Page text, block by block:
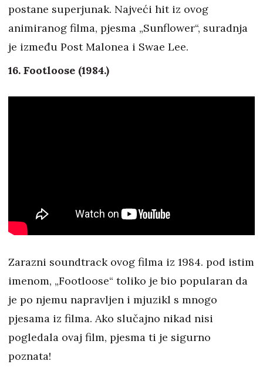
postane superjunak. Najveći hit iz ovog
animiranog filma, pjesma „Sunflower“, suradnja
je između Post Malonea i Swae Lee.
16. Footloose (1984.)
Zarazni soundtrack ovog filma iz 1984. pod istim
imenom, „Footloose“ toliko je bio popularan da
je po njemu napravljen i mjuzikl s mnogo
pjesama iz filma. Ako slučajno nikad nisi
pogledala ovaj film, pjesma ti je sigurno
poznata!